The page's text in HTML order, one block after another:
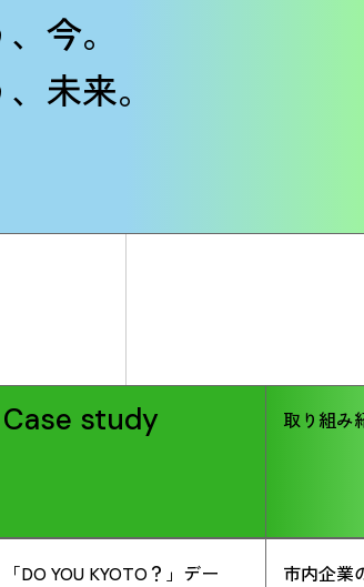
今。
未来。
Case study 取り組み
「DO YOU KYOTO？」デー
市内企業